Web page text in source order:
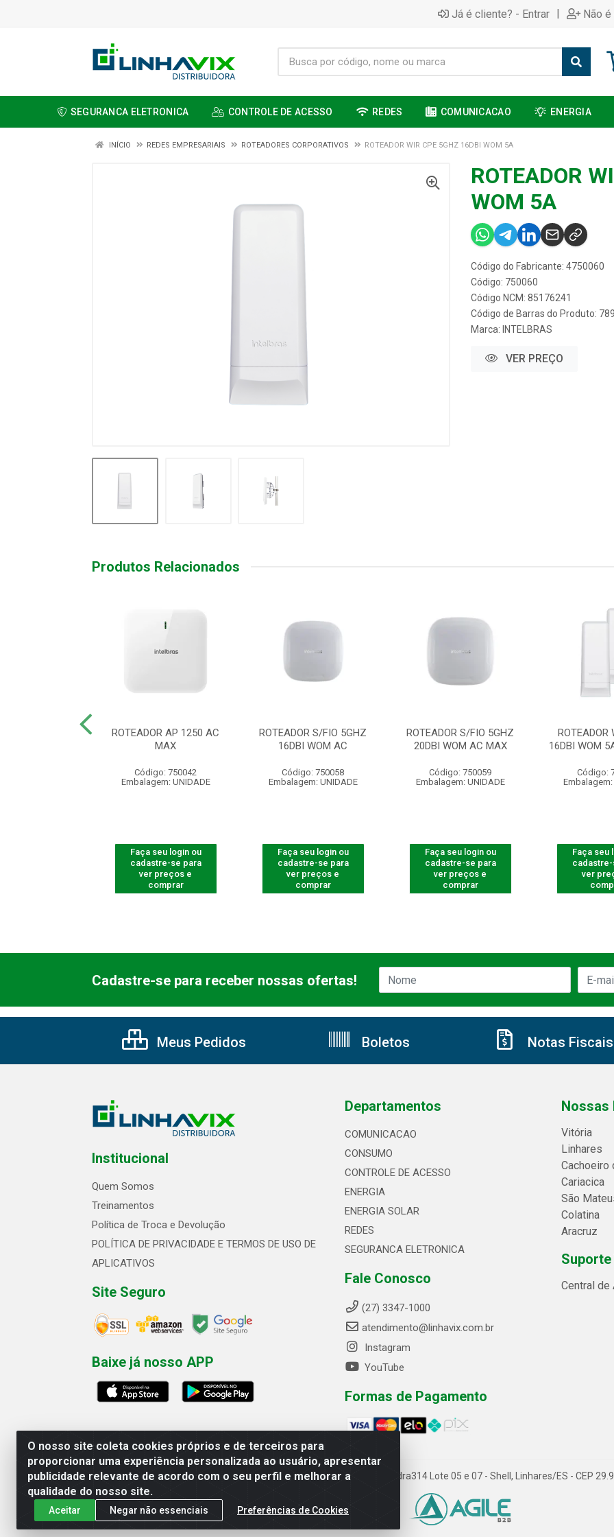
Já é cliente? - Entrar | Não
SEGURANCA ELETRONICA CONTROLE DE ACESSO REDES COMUNICACAO ENERGIA
INÍCIO REDES EMPRESARIAIS ROTEADORES CORPORATIVOS ROTEADOR WIR CPE 5GHZ 16DBI WOM 5A
ROTEADOR
WOM 5A
Código do Fabricante: 4750060
Código: 750060
Código NCM: 85176241
Código de Barras do Produto:
Marca: INTELBRAS
VER PREÇO
Produtos Relacionados
ROTEADOR AP 1250 AC
MAX
Código: 750042
Embalagem: UNIDADE
Faça seu login ou
cadastre-se para
ver preços e
comprar
ROTEADOR S/FIO 5GHZ
16DBI WOM AC
Código: 750058
Embalagem: UNIDADE
Faça seu login ou
cadastre-se para
ver preços e
comprar
ROTEADOR S/FIO 5GHZ
20DBI WOM AC MAX
Código: 750059
Embalagem: UNIDADE
Faça seu login ou
cadastre-se para
ver preços e
comprar
ROTEADOR
16DBI WOM
Código:
Embalagem:
Faça seu
ver
O nosso site coleta cookies próprios e de terceiros para
proporcionar uma experiência personalizada ao usuário, apresentar
publicidade relevante de acordo com o seu perfil e melhorar a
qualidade do nosso site.
Aceitar Negar não essenciais Preferências de Cookies
Cadastre-se para receber nossas ofertas!
Meus Pedidos Boletos Notas Fiscais
Institucional
Quem Somos
Treinamentos
Política de Troca e Devolução
POLÍTICA DE PRIVACIDADE E TERMOS DE USO DE
APLICATIVOS
Site Seguro
Baixe já nosso APP
Departamentos
COMUNICACAO
CONSUMO
CONTROLE DE ACESSO
ENERGIA
ENERGIA SOLAR
REDES
SEGURANCA ELETRONICA
Fale Conosco
(27) 3347-1000
atendimento@linhavix.com.br
Instagram
YouTube
Formas de Pagamento
Nossas
Vitória
Linhares
Cachoeiro
Cariacica
São
Colatina
Aracruz
Central de
Linhavix Distribuidora LTDA - Avenida Alegre, 2521 - Quadra314 Lote 05 e 07 - Shell, Linhares/ES - CEP